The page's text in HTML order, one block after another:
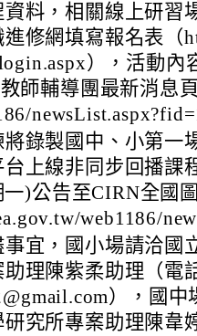
料，相關線上研習
修網填寫報名表（
），活動內
師輔導團最新消息
錄製國中、小第一
上線非同步回播課
)公告至CIRN全國
web1186/
宜，國小場請洽國
理陳紫柔助理（電
），國
究所專案助理陳韋